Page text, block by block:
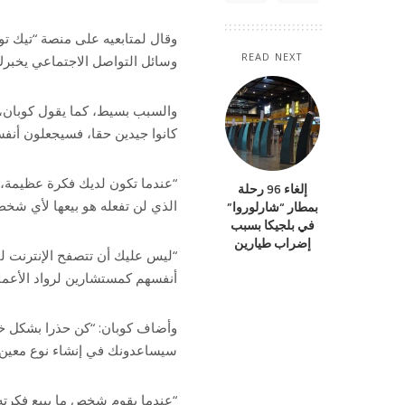
READ NEXT
إلغاء 96 رحلة
بمطار “شارلوروا”
في بلجيكا بسبب
إضراب طيارين
وسائل التواصل الاجتماعي
كانوا جيدين حقا، فسيجعلون
“عندما تكون لديك فكرة
الذي لن تفعله هو بيعها لأي
“ليس عليك أن تتصفح الإنترنت
أنفسهم كمستشارين لرواد
وأضاف كوبان: “كن حذرا بشكل
سيساعدونك في إنشاء نوع
“عندما يقوم شخص ما ببيع